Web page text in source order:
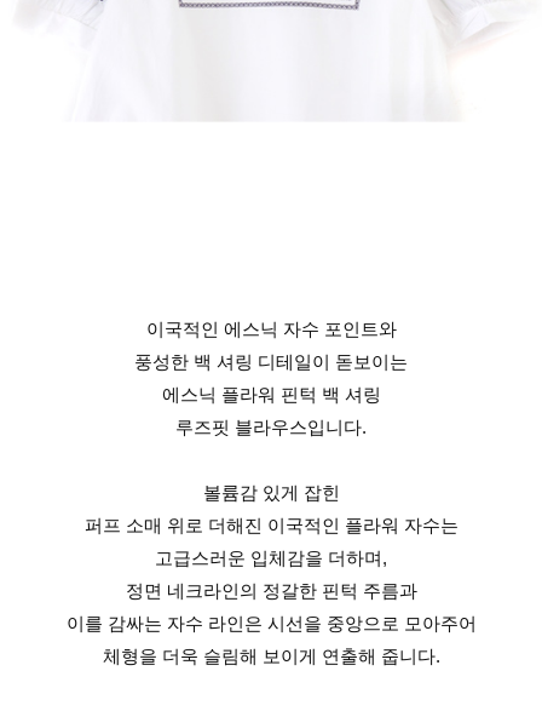
이국적인 에스닉 자수 포인트와
풍성한 백 셔링 디테일이 돋보이는
에스닉 플라워 핀턱 백 셔링
루즈핏 블라우스입니다.
볼륨감 있게 잡힌
퍼프 소매 위로 더해진 이국적인 플라워 자수는
고급스러운 입체감을 더하며,
정면 네크라인의 정갈한 핀턱 주름과
이를 감싸는 자수 라인은 시선을 중앙으로 모아주어
체형을 더욱 슬림해 보이게 연출해 줍니다.